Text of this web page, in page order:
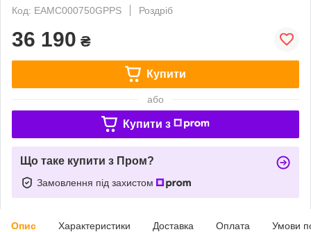
Код: ЕАМC000750GPPS
Роздріб
36 190 ₴
Купити
або
Купити з
Що таке купити з Пром?
Замовлення під захистом
Опис Характеристики Доставка Оплата Умови